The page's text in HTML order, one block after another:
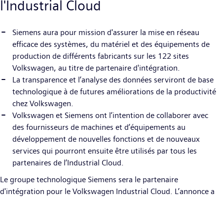
l'Industrial Cloud
Siemens aura pour mission d'assurer la mise en réseau
efficace des systèmes, du matériel et des équipements de
production de différents fabricants sur les 122 sites
Volkswagen, au titre de partenaire d'intégration.
La transparence et l’analyse des données serviront de base
technologique à de futures améliorations de la productivité
chez Volkswagen.
Volkswagen et Siemens ont l’intention de collaborer avec
des fournisseurs de machines et d’équipements au
développement de nouvelles fonctions et de nouveaux
services qui pourront ensuite être utilisés par tous les
partenaires de l’Industrial Cloud.
Le groupe technologique Siemens sera le partenaire
d'intégration pour le Volkswagen Industrial Cloud. L’annonce a